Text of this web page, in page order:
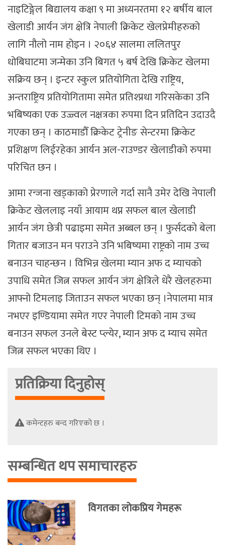
नाइटिङ्गेल बिद्यालय कक्षा ९ मा अध्यनरतमा १२ बर्षीय बाल
खेलाडी आर्यन जंग क्षेत्रि नेपाली क्रिकेट खेलप्रेमीहरुको
लागि नौलो नाम होइन । २०६४ सालमा ललितपुर
धोबिघाटमा जन्मेका उनि बिगत ५ बर्ष देखि क्रिकेट खेलमा
सक्रिय छन् । इन्टर स्कुल प्रतियोगिता देखि राष्ट्रिय,
अन्तराष्ट्रिय प्रतियोगितामा समेत प्रतिश्प्रधा गरिसकेका उनि
भबिष्यका एक उज्ज्वल नक्षत्रका रुपमा दिन प्रतिदिन उदाउदै
गएका छन् । काठमाडौँ क्रिकेट ट्रेनीङ सेन्टरमा क्रिकेट
प्रशिक्षण लिईरहेका आर्यन अल-राउण्डर खेलाडीको रुपमा
परिचित छन ।
आमा रन्जना खड्काको प्रेरणाले गर्दा सानै उमेर देखि नेपाली
क्रिकेट खेललाइ नयाँ आयाम थप्न सफल बाल खेलाडी
आर्यन जंग छेत्री पढाइमा समेत अब्बल छन् । फुर्सदको बेला
गितार बजाउन मन पराउने उनि भबिष्यमा राष्ट्रको नाम उच्च
बनाउन चाहन्छन । विभिन्न खेलमा म्यान अफ द म्याचको
उपाधि समेत जित्न सफल आर्यन जंग क्षेत्रिले धेरै खेलहरुमा
आफ्नो टिमलाइ जिताउन सफल भएका छन् ।नेपालमा मात्र
नभएर इण्डियामा समेत गएर नेपाली टिमको नाम उच्च
बनाउन सफल उनले बेस्ट प्ल्येर, म्यान अफ द म्याच समेत
जित्न सफल भएका थिए ।
प्रतिक्रिया दिनुहोस्
कमेन्टहरु बन्द गरिएको छ ।
सम्बन्धित थप समाचारहरु
विगतका लाेकप्रिय गेमहरू